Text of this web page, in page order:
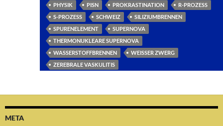
PHYSIK
PISN PROKRASTINATION
R-PROZESS
S-PROZESS
SCHWEIZ
SILIZIUMBRENNEN
SPURENELEMENT
SUPERNOVA
THERMONUKLEARE SUPERNOVA
WASSERSTOFFBRENNEN
WEISSER ZWERG
ZEREBRALE VASKULITIS
META